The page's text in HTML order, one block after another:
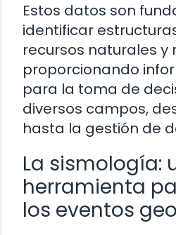
Estos datos son
identificar
recursos naturales y
proporcionando
para la toma de
diversos campos,
hasta la gestión de
La sismología:
herramienta
los eventos